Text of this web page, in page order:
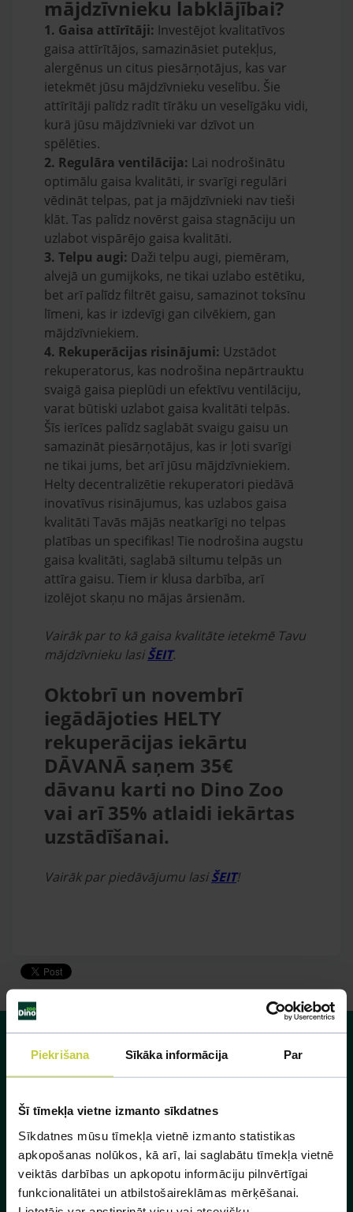
Piekrišana Sīkāka informācija Par
Šī tīmekļa vietne izmanto sīkdatnes
Sīkdatnes mūsu tīmekļa vietnē izmanto statistikas
apkopošanas nolūkos, kā arī, lai saglabātu tīmekļa vietnē
veiktās darbības un apkopotu informāciju pilnvērtīgai
funkcionalitātei un atbilstošaireklāmas mērķēšanai.
mājdzīvnieku labklājībai?
1. Gaisa attīrītāji: Investējot kvalitatīvos
gaisa attīrītājos, samazināsiet putekļus,
alergēnus un citus piesārņotājus, kas var
ietekmēt jūsu mājdzīvnieku veselību. Šie
attīrītāji palīdz radīt tīrāku un veselīgāku vidi,
kurā jūsu mājdzīvnieki var dzīvot un
spēlēties.
2. Regulāra ventilācija: Lai nodrošinātu
optimālu gaisa kvalitāti, ir svarīgi regulāri
vēdināt telpas, pat ja mājdzīvnieki nav tieši
klāt. Tas palīdz novērst gaisa stagnāciju un
uzlabot vispārējo gaisa kvalitāti.
3. Telpu augi: Daži telpu augi, piemēram,
alvejā un gumijkoks, ne tikai uzlabo estētiku,
bet arī palīdz filtrēt gaisu, samazinot toksīnu
līmeni, kas ir izdevīgi gan cilvēkiem, gan
mājdzīvniekiem.
4. Rekuperācijas risinājumi: Uzstādot
rekuperatorus, kas nodrošina nepārtrauktu
svaigā gaisa pieplūdi un efektīvu ventilāciju,
varat būtiski uzlabot gaisa kvalitāti telpās.
Šīs ierīces palīdz saglabāt svaigu gaisu un
samazināt piesārņotājus, kas ir ļoti svarīgi
ne tikai jums, bet arī jūsu mājdzīvniekiem.
Helty decentralizētie rekuperatori piedāvā
inovatīvus risinājumus, kas uzlabos gaisa
kvalitāti Tavās mājās neatkarīgi no telpas
platības un specifikas! Tie nodrošina augstu
gaisa kvalitāti, saglabā siltumu telpās un
attīra gaisu. Tiem ir klusa darbība, arī
izolējot skaņu no mājas ārsienām.
Vairāk par to kā gaisa kvalitāte ietekmē Tavu
mājdzīvnieku lasiŠEIT.
Oktobrī un novembrī
iegādājoties HELTY
rekuperācijas iekārtu
DĀVANĀ saņem 35€
dāvanu karti no Dino Zoo
vai arī 35% atlaidi iekārtas
uzstādīšanai.
Vairāk par piedāvājumu lasiŠEIT!
veikalā Iepērcies Dino Zoo
GOURMET
IET UZ E-
APSKATĪT PRECI